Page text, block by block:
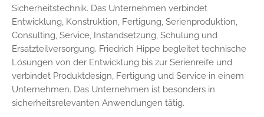
Sicherheitstechnik. Das Unternehmen verbindet
Entwicklung, Konstruktion, Fertigung, Serienproduktion,
Consulting, Service, Instandsetzung, Schulung und
Ersatzteilversorgung. Friedrich Hippe begleitet technische
Lösungen von der Entwicklung bis zur Serienreife und
verbindet Produktdesign, Fertigung und Service in einem
Unternehmen. Das Unternehmen ist besonders in
sicherheitsrelevanten Anwendungen tätig.
Anbieter:
friedrich-hippe.de
Zweck:
Speichert die Cookie-Einstellungen.
1 Jahr